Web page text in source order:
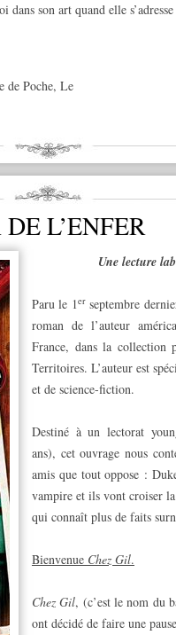
son art quand elle
de Poche, Le
L’ENFER
Une lecture
Paru le 1erseptembre
roman de l’auteur
France, dans la collection
Territoires. L’auteur est
et de science-fiction.
Destiné à un lectorat
ans), cet ouvrage nous
amis que tout oppose :
vampire et ils vont croiser
qui connaît plus de faits
Bienvenue Chez Gil.
Chez Gil, (c’est le nom du
ont décidé de faire une